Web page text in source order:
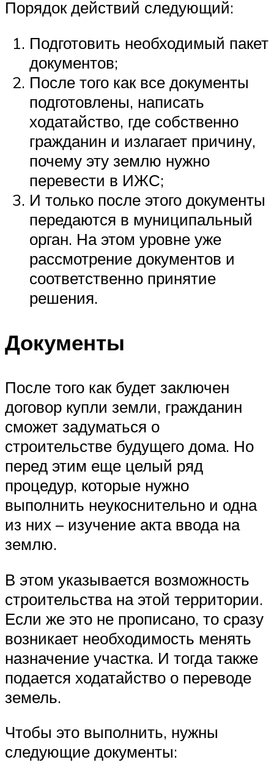
Порядок действий следующий:
Подготовить необходимый пакет
документов;
После того как все документы
подготовлены, написать
ходатайство, где собственно
гражданин и излагает причину,
почему эту землю нужно
перевести в ИЖС;
И только после этого документы
передаются в муниципальный
орган. На этом уровне уже
рассмотрение документов и
соответственно принятие
решения.
Документы
После того как будет заключен
договор купли земли, гражданин
сможет задуматься о
строительстве будущего дома. Но
перед этим еще целый ряд
процедур, которые нужно
выполнить неукоснительно и одна
из них – изучение акта ввода на
землю.
В этом указывается возможность
строительства на этой территории.
Если же это не прописано, то сразу
возникает необходимость менять
назначение участка. И тогда также
подается ходатайство о переводе
земель.
Чтобы это выполнить, нужны
следующие документы: